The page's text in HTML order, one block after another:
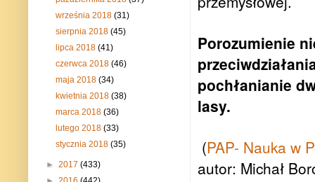
Porozumienie
pochłanianie
lasy.
(PAP- Nauka w
autor: Michał
września 2018(31)
sierpnia 2018(45)
lipca 2018(41)
czerwca 2018(46)
maja 2018(34)
kwietnia 2018(38)
marca 2018(36)
lutego 2018(33)
stycznia 2018(35)
► 2017 (433)